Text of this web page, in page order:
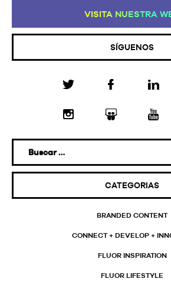
VISITA NUESTRA
SÍGUENOS
CATEGORIAS
BRANDED CONTENT
CONNECT + DEVELOP +
FLUOR INSPIRATION
FLUOR LIFESTYLE